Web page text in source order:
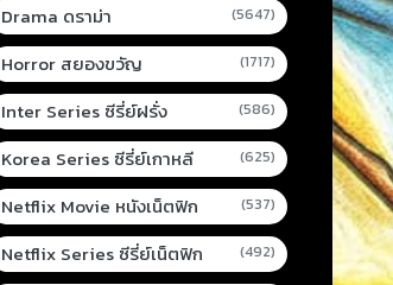
Drama ดราม่า (5647)
Horror สยองขวัญ (1717)
Inter Series ซีรี่ย์ฝรั่ง (586)
Korea Series ซีรี่ย์เกาหลี (625)
Netflix Movie หนังเน็ตฟิก (537)
Netflix Series ซีรี่ย์เน็ตฟิก (492)